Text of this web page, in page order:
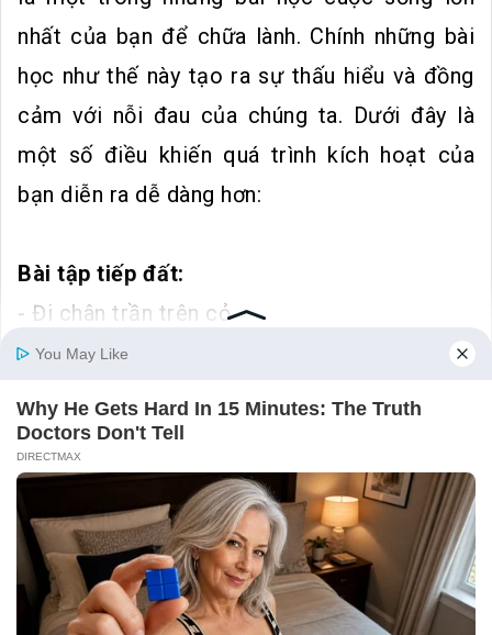
nhất của bạn để chữa lành. Chính những bài
học như thế này tạo ra sự thấu hiểu và đồng
cảm với nỗi đau của chúng ta. Dưới đây là
một số điều khiến quá trình kích hoạt của
bạn diễn ra dễ dàng hơn:
Bài tập tiếp đất:
- Đi chân trần trên cỏ
- Ngồi và lắng nghe thiên nhiên
- Làm vườn
- Đi bộ đường dài
Đá luân xa:
- Bloodstone